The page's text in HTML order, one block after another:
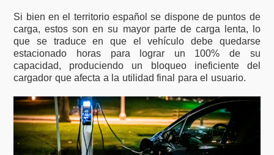
Si bien en el territorio español se dispone de puntos de
carga, estos son en su mayor parte de carga lenta, lo
que se traduce en que el vehículo debe quedarse
estacionado horas para lograr un 100% de su
capacidad, produciendo un bloqueo ineficiente del
cargador que afecta a la utilidad final para el usuario.